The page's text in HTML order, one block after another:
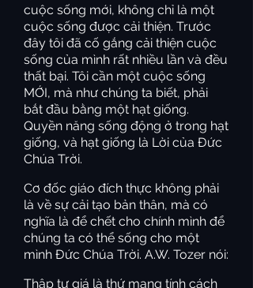
cuộc sống mới, không chỉ là một
cuộc sống được cải thiện. Trước
đây tôi đã cố gắng cải thiện cuộc
sống của mình rất nhiều lần và đều
thất bại. Tôi cần một cuộc sống
MỚI, mà như chúng ta biết, phải
bắt đầu bằng một hạt giống.
Quyền năng sống động ở trong hạt
giống, và hạt giống là Lời của Đức
Chúa Trời.
Cơ đốc giáo đích thực không phải
là về sự cải tạo bản thân, mà có
nghĩa là để chết cho chính mình để
chúng ta có thể sống cho một
mình Đức Chúa Trời. A.W. Tozer nói:
Thập tự giá là thứ mang tính cách